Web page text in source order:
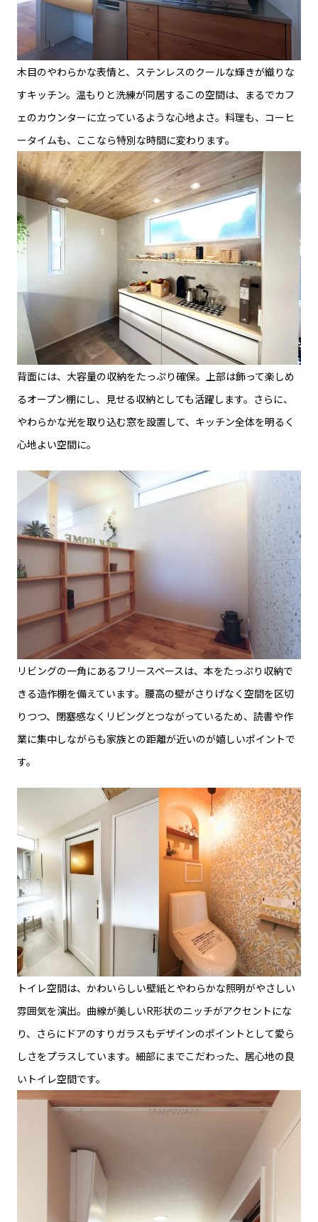
木目のやわらかな表情と、ステンレスのクールな輝きが織りな
すキッチン。温もりと洗練が同居するこの空間は、まるでカフ
ェのカウンターに立っているような心地よさ。料理も、コーヒ
ータイムも、ここなら特別な時間に変わります。
背面には、大容量の収納をたっぷり確保。上部は飾って楽しめ
るオープン棚にし、見せる収納としても活躍します。さらに、
やわらかな光を取り込む窓を設置して、キッチン全体を明るく
心地よい空間に。
リビングの一角にあるフリースペースは、本をたっぷり収納で
きる造作棚を備えています。腰高の壁がさりげなく空間を区切
りつつ、閉塞感なくリビングとつながっているため、読書や作
業に集中しながらも家族との距離が近いのが嬉しいポイントで
す。
トイレ空間は、かわいらしい壁紙とやわらかな照明がやさしい
雰囲気を演出。曲線が美しいR形状のニッチがアクセントにな
り、さらにドアのすりガラスもデザインのポイントとして愛ら
しさをプラスしています。細部にまでこだわった、居心地の良
いトイレ空間です。